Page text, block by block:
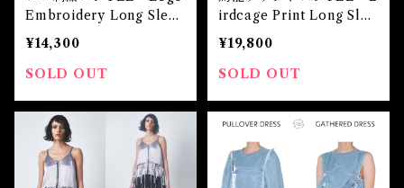
Embroidery Long Sleev
e Tee
¥14,300
SOLD OUT
irdcage Print Long Slee
ve Tee
¥19,800
SOLD OUT